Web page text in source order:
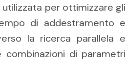
per ottimizzare gli
di addestramento e
la ricerca parallela e
combinazioni di parametri